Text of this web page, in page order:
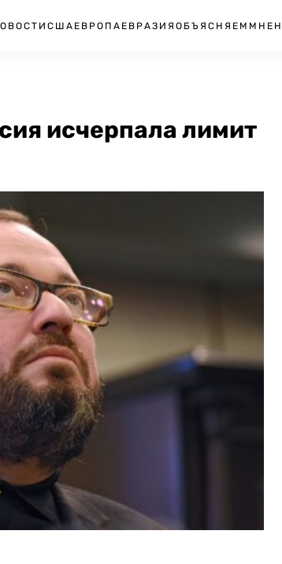
США ЕВРОПА ЕВРАЗИЯ ОБЪЯСНЯЕМ
исчерпала лимит